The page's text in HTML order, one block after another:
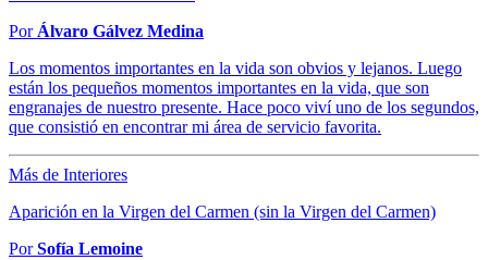
Por Álvaro Gálvez Medina
Los momentos importantes en la vida son obvios y lejanos. Luego
están los pequeños momentos importantes en la vida, que son
engranajes de nuestro presente. Hace poco viví uno de los segundos,
que consistió en encontrar mi área de servicio favorita.
Más de Interiores
Aparición en la Virgen del Carmen (sin la Virgen del Carmen)
PorSofía Lemoine